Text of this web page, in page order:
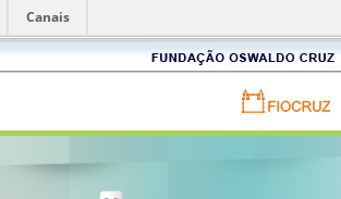
Canais
Fundação
Oswaldo
Portal